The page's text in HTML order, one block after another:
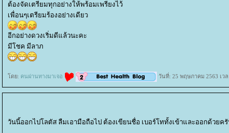
ต้องจัดเตรียมทุกอย่างให้พร้อมเพรียงไว้
เพื่อนๆเตรียมร้องอย่างเดียว
อีกอย่างดวงเริ่มดีแล้วนะคะ
มีโชค มีลาภ
ดย: คนผ่านทางมาเจอ วันที่: 25 พฤษภาคม 2563 เว
วันนี้ออกไปโลตัส ลืมเอามือถือไป ต้องเขียนชื่อ เบอร์โททั้งเข้าและออกด้วยค